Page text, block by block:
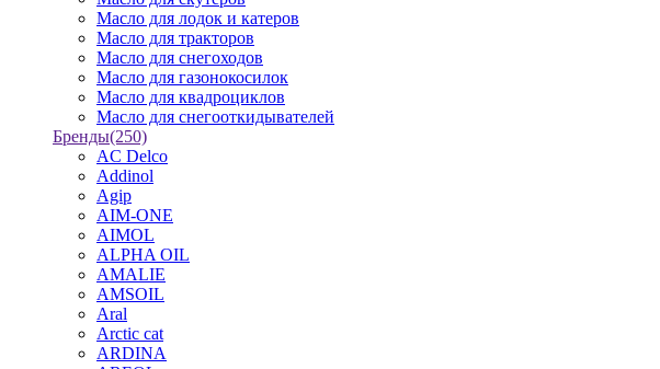
Масло для лодок и катеров
Масло для тракторов
Масло для снегоходов
Масло для газонокосилок
Масло для квадроциклов
Масло для снегооткидывателей
Бренды(250)
AC Delco
Addinol
Agip
AIM-ONE
AIMOL
ALPHA OIL
AMALIE
AMSOIL
Aral
Arctic cat
ARDINA